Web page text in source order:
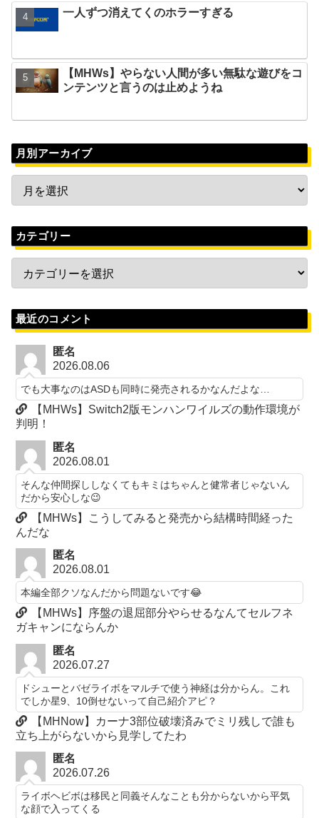
一人ずつ消えてくのホラーすぎる
【MHWs】やらない人間が多い無駄な遊びをコ
ンテンツと言うのは止めようね
月別アーカイブ
カテゴリー
最近のコメント
匿名
2026.08.06
でも大事なのはASDも同時に発売されるかなんだよな…
【MHWs】Switch2版モンハンワイルズの動作環境が
判明！
匿名
2026.08.01
そんな仲間探ししなくてもキミはちゃんと健常者じゃないん
だから安心しな😉
【MHWs】こうしてみると発売から結構時間経った
んだな
匿名
2026.08.01
本編全部クソなんだから問題ないです😂
【MHWs】序盤の退屈部分やらせるなんてセルフネ
ガキャンにならんか
匿名
2026.07.27
ドシューとバゼライボをマルチで使う神経は分からん。これ
でしか星9、10倒せないって自己紹介アピ？
【MHNow】カーナ3部位破壊済みでミリ残しで誰も
立ち上がらないから見学してたわ
匿名
2026.07.26
ライボヘビボは移民と同義そんなことも分からないから平気
な顔で入ってくる